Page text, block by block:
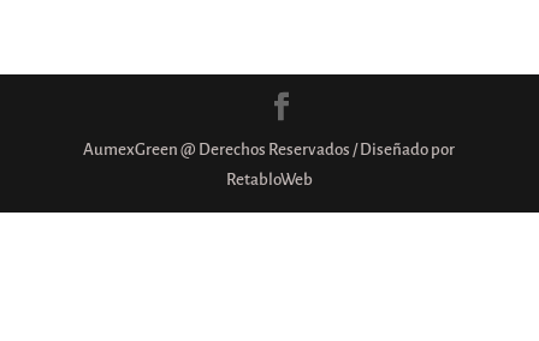
AumexGreen @ Derechos Reservados / Diseñado por
RetabloWeb